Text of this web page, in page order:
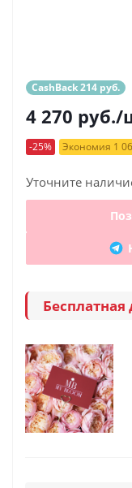
CashBack 214 руб.
4 270 руб./
-25% Экономия 1
Уточните